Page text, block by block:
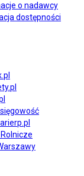
o nadawcy
dostępności